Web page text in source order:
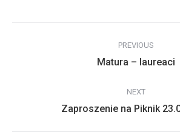
navigation
PREVIOUS
Previous
Matura – laureaci
NEXT
Next
Zaproszenie na Piknik